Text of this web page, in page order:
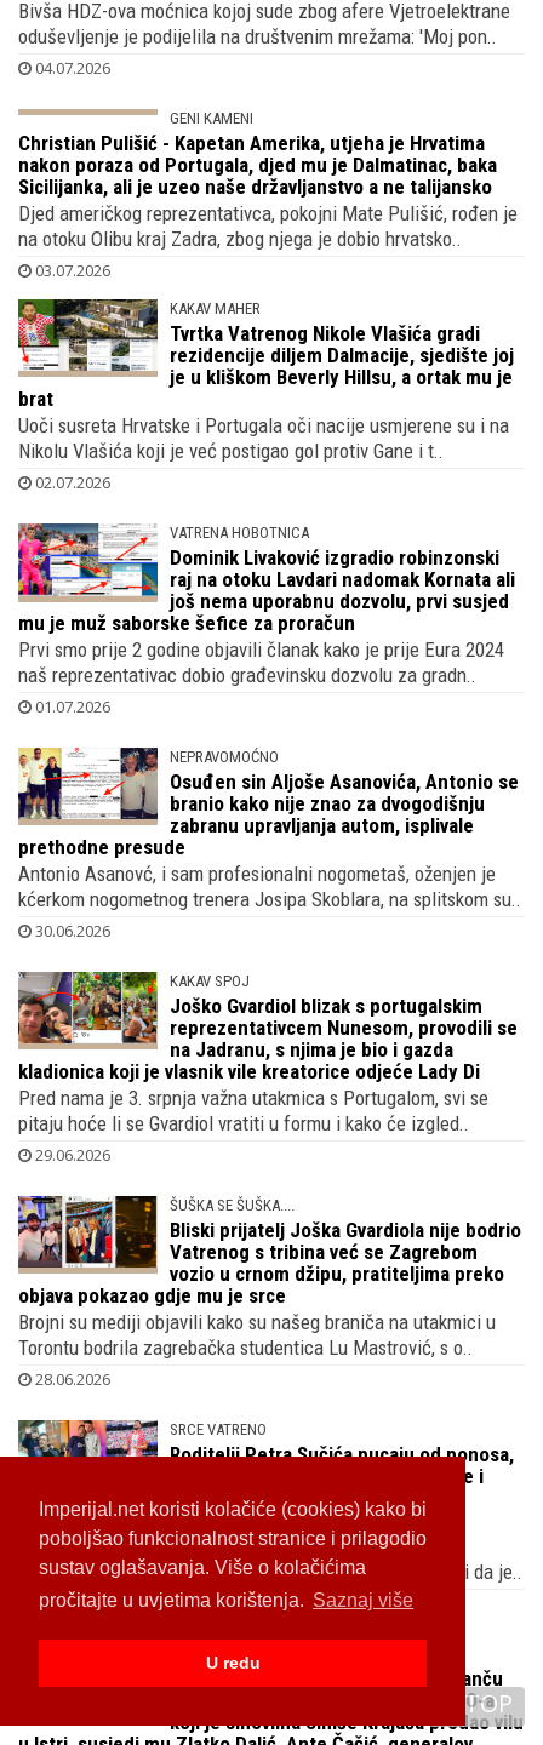
Imperijal.net koristi kolačiće (cookies) kako bi
poboljšao funkcionalnost stranice i prilagodio
sustav oglašavanja. Više o kolačićima
pročitajte u uvjetima korištenja. Saznaj više
U redu
Bivša HDZ-ova moćnica kojoj sude zbog afere Vjetroelektrane
oduševljenje je podijelila na društvenim mrežama: 'Moj pon..
04.07.2026
GENI KAMENI
Christian Pulišić - Kapetan Amerika,
utjeha je Hrvatima nakon poraza od
Portugala, djed mu je Dalmatinac, baka
Sicilijanka, ali je uzeo naše državljanstvo a ne talijansko
Djed američkog reprezentativca, pokojni Mate Pulišić, rođen je
na otoku Olibu kraj Zadra, zbog njega je dobio hrvatsko..
KAKAV MAHER
Tvrtka Vatrenog Nikole Vlašića gradi
rezidencije diljem Dalmacije, sjedište joj
brat
Uoči susreta Hrvatske i Portugala oči nacije usmjerene su i na
Nikolu Vlašića koji je već postigao gol protiv Gane i t..
VATRENA HOBOTNICA
Dominik Livaković izgradio robinzonski
raj na otoku Lavdari nadomak Kornata ali
još nema uporabnu dozvolu, prvi susjed
mu je muž saborske šefice za proračun
Prvi smo prije 2 godine objavili članak kako je prije Eura 2024
naš reprezentativac dobio građevinsku dozvolu za gradn..
NEPRAVOMOĆNO
Osuđen sin Aljoše Asanovića, Antonio se
branio kako nije znao za dvogodišnju
zabranu upravljanja autom, isplivale
prethodne presude
Antonio Asanovć, i sam profesionalni nogometaš, oženjen je
kćerkom nogometnog trenera Josipa Skoblara, na splitskom su..
KAKAV SPOJ
Joško Gvardiol blizak s portugalskim
reprezentativcem Nunesom, provodili se
na Jadranu, s njima je bio i gazda
kladionica koji je vlasnik vile kreatorice odjeće Lady Di
Pred nama je 3. srpnja važna utakmica s Portugalom, svi se
pitaju hoće li se Gvardiol vratiti u formu i kako će izgled..
ŠUŠKA SE ŠUŠKA....
Bliski prijatelj Joška Gvardiola nije bodrio
Vatrenog s tribina već se Zagrebom
vozio u crnom džipu, pratiteljima preko
objava pokazao gdje mu je srce
Brojni su mediji objavili kako su našeg braniča na utakmici u
Torontu bodrila zagrebačka studentica Lu Mastrović, s o..
Roditelji Petra Sučića pucaju od ponosa,
Branko i Marijana podizali su sinove i
kćeri te gradili kuću u Kandiji kraj
Bugojna, obični i vrijedni ljudi stvorili su šampiona
Prvim pogotkom koji je postigao Petar Sučić dogodio se
preokret i krenuli smo put pobjede protiv Gane pa ne čudi da je..
28.06.2026
GDJE IMA ŽITA TU JE I KUKOLJA
U elitnoj vikend oazi kraj Plitvica, ranču
milijunaša, gradi i član Komisije HOO-a
TOP